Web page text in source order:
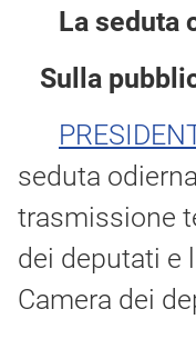
La seduta
Sulla
seduta
trasmissione
dei deputati e
Camera dei